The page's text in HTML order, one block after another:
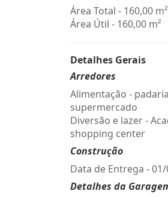
Área Total - 160,00 m²
Área Útil - 160,00 m²
Detalhes Gerais
Arredores
Alimentação -
supermercado
Diversão e lazer -
shopping center
Construção
Data de Entrega -
Detalhes da